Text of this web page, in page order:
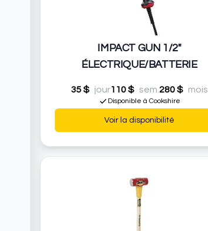
IMPACT GUN 1/2"
ÉLECTRIQUE/BATTERIE
35 $ jour110 $ sem. 280 $ mois
Disponible à Cookshire
Voir la disponibilité